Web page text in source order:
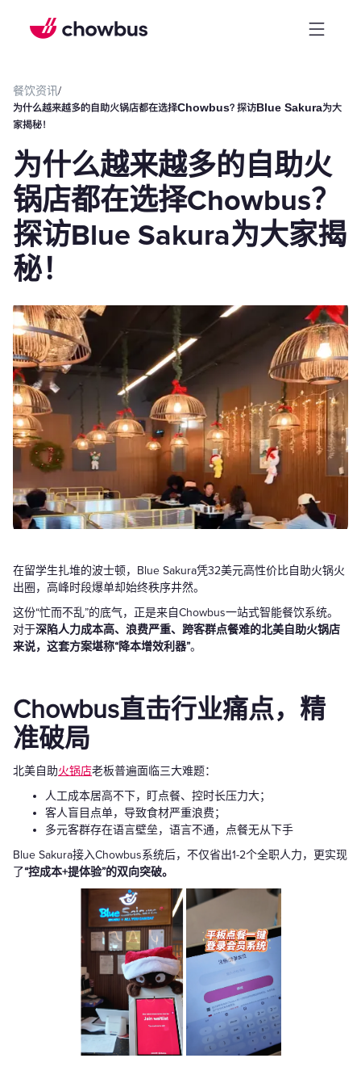
餐饮资讯/
为什么越来越多的自助火锅店都在选择Chowbus？探访Blue Sakura为大
家揭秘！
为什么越来越多的自助火
锅店都在选择Chowbus？
探访Blue Sakura为大家揭
秘！
在留学生扎堆的波士顿，Blue Sakura凭32美元高性价比自助火锅火
出圈，高峰时段爆单却始终秩序井然。
这份“忙而不乱”的底气，正是来自Chowbus一站式智能餐饮系统。
对于深陷人力成本高、浪费严重、跨客群点餐难的北美自助火锅店
来说，这套方案堪称“降本增效利器”。
Chowbus直击行业痛点，精
准破局
北美自助火锅店老板普遍面临三大难题：
人工成本居高不下，盯点餐、控时长压力大；
客人盲目点单，导致食材严重浪费；
多元客群存在语言壁垒，语言不通，点餐无从下手
Blue Sakura接入Chowbus系统后，不仅省出1-2个全职人力，更实现
了“控成本+提体验”的双向突破。